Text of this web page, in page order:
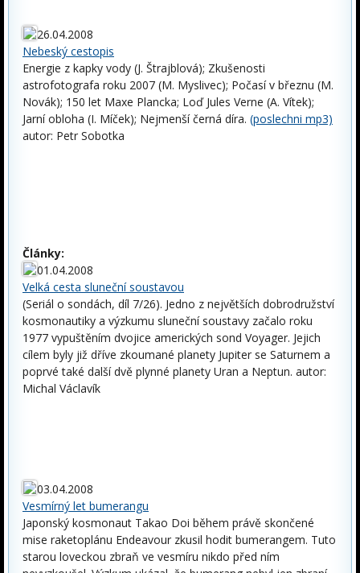
26.04.2008
Nebeský cestopis
Energie z kapky vody (J. Štrajblová); Zkušenosti
astrofotografa roku 2007 (M. Myslivec); Počasí v březnu (M.
Novák); 150 let Maxe Plancka; Loď Jules Verne (A. Vítek);
Jarní obloha (I. Míček); Nejmenší černá díra. (poslechni mp3)
autor: Petr Sobotka
Články:
01.04.2008
Velká cesta sluneční soustavou
(Seriál o sondách, díl 7/26). Jedno z největších dobrodružství
kosmonautiky a výzkumu sluneční soustavy začalo roku
1977 vypuštěním dvojice amerických sond Voyager. Jejich
cílem byly již dříve zkoumané planety Jupiter se Saturnem a
poprvé také další dvě plynné planety Uran a Neptun. autor:
Michal Václavík
03.04.2008
Vesmírný let bumerangu
Japonský kosmonaut Takao Doi během právě skončené
mise raketoplánu Endeavour zkusil hodit bumerangem. Tuto
starou loveckou zbraň ve vesmíru nikdo před ním